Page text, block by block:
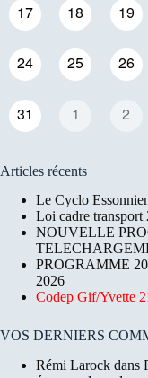
17 18 19
24 25 26
31 1 2
Articles récents
Le Cyclo
Loi cadre transport
NOUVELLE
PROGRAMME
2026
Codep Gif/Yvette
VOS DERNIERS
Rémi Larock dans